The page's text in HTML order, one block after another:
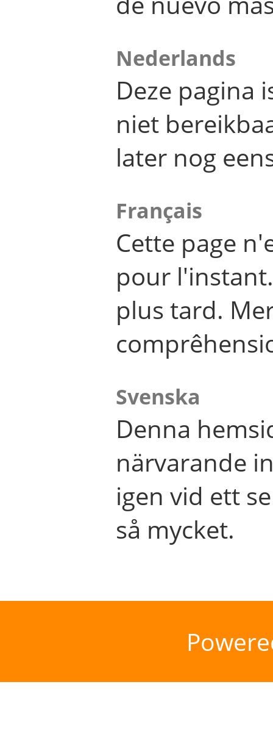
Nederlands
Deze pagina
niet
later nog
Français
Cette page
pour
plus tard.
Svenska
Denna
närvarande
igen vid ett
så mycket.